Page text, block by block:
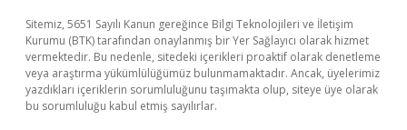
Sitemiz, 5651 Sayılı Kanun gereğince Bilgi Teknolojileri ve İletişim
Kurumu (BTK) tarafından onaylanmış bir Yer Sağlayıcı olarak hizmet
vermektedir. Bu nedenle, sitedeki içerikleri proaktif olarak denetleme
veya araştırma yükümlülüğümüz bulunmamaktadır. Ancak, üyelerimiz
yazdıkları içeriklerin sorumluluğunu taşımakta olup, siteye üye olarak
bu sorumluluğu kabul etmiş sayılırlar.